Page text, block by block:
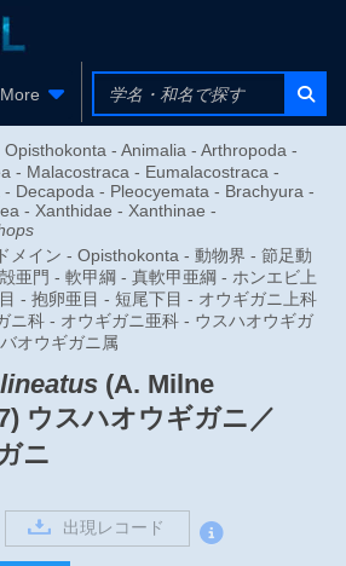
More
- Animalia - Arthropoda -
- Malacostraca - Eumalacostraca -
- Decapoda - Pleocyemata - Brachyura -
- Xanthidae - Xanthinae -
メイン - Opisthokonta - 動物界 - 節足動
亜門 - 軟甲綱 - 真軟甲亜綱 - ホンエビ上
- 抱卵亜目 - 短尾下目 - オウギガニ上科
ニ科 - オウギガニ亜科 - ウスハオウギガ
オウギガニ属
(A. Milne
ウスハオウギガニ／
ニ
出現レコード